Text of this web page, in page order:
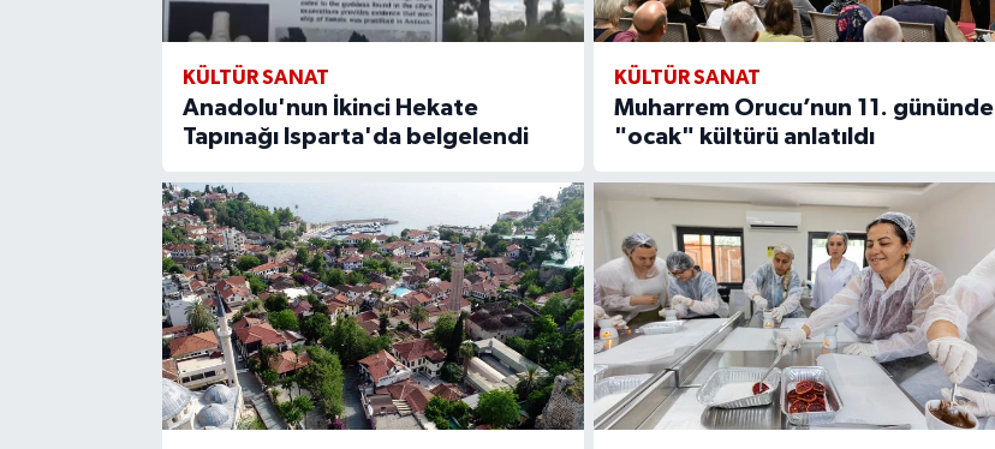
KÜLTÜR SANAT
Anadolu'nun İkinci Hekate
Tapınağı Isparta'da belgelendi
KÜLTÜR SANAT
Muharrem Orucu’nun 11. gününde
"ocak" kültürü anlatıldı